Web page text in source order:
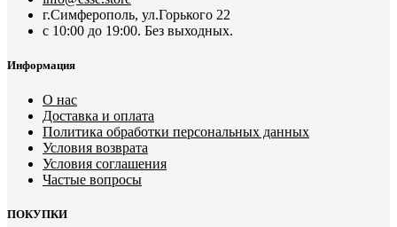
г.Симферополь, ул.Горького 22
с 10:00 до 19:00. Без выходных.
Информация
О нас
Доставка и оплата
Политика обработки персональных данных
Условия возврата
Условия соглашения
Частые вопросы
ПОКУПКИ